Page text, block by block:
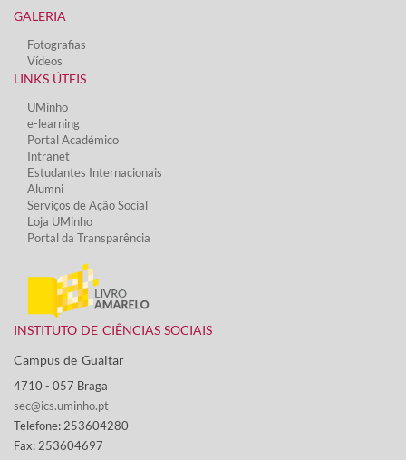
GALERIA
Fotografias
Vídeos​
LINKS ÚTEIS​
UMinho
e-learning
Portal Académico
Intranet
Estudantes Inter​​nacionais
Alumni
Serviços de Ação Social​
Loja UMinho
Portal da Transparência
INSTITUTO DE CIÊNCIAS SOCIAIS
Campus de Gualtar ​
4710 - ​057 Braga
sec@ics.uminho.pt
Telefone: 253604280
Fax: 253604697